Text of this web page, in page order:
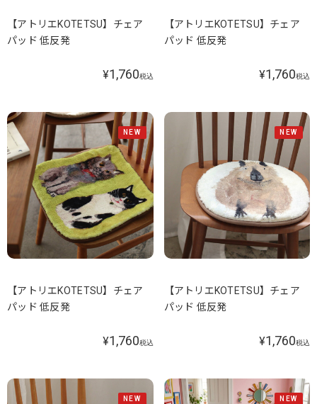
【アトリエKOTETSU】チェア
パッド 低反発
¥1,760税込
【アトリエKOTETSU】チェア
パッド 低反発
¥1,760税込
NEW
【アトリエKOTETSU】チェア
パッド 低反発
¥1,760税込
NEW
【アトリエKOTETSU】チェア
パッド 低反発
¥1,760税込
NEW NEW